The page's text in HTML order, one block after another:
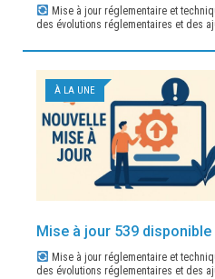
Mise à jour réglementaire et
des évolutions réglementaires et des
À LA UNE
Mise à jour 539 disponible
Mise à jour réglementaire et
des évolutions réglementaires et des